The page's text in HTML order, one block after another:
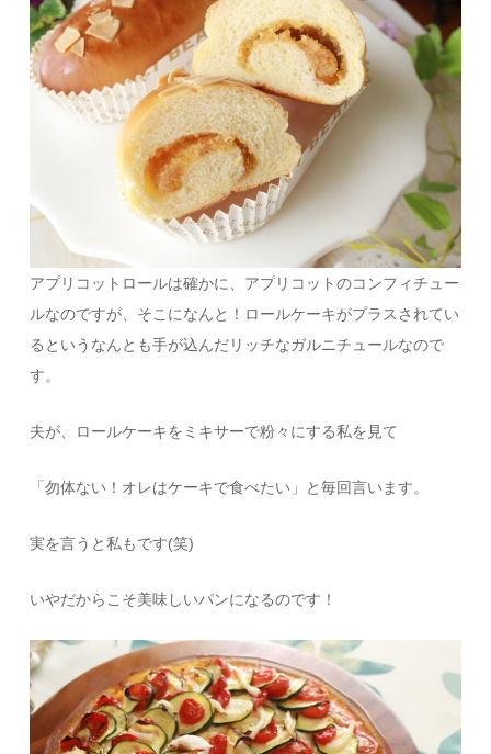
アプリコットロールは確かに、アプリコットのコンフィチュー
ルなのですが、そこになんと！ロールケーキがプラスされてい
るというなんとも手が込んだリッチなガルニチュールなので
す。
夫が、ロールケーキをミキサーで粉々にする私を見て
「勿体ない！オレはケーキで食べたい」と毎回言います。
実を言うと私もです(笑)
いやだからこそ美味しいパンになるのです！